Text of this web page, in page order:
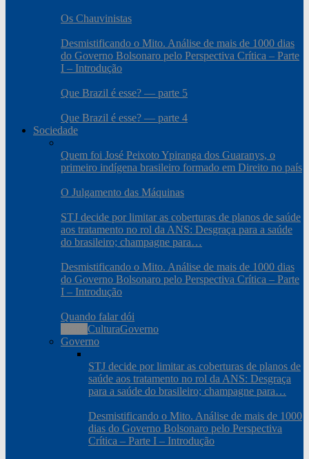
Os Chauvinistas
Desmistificando o Mito. Análise de mais de 1000 dias
do Governo Bolsonaro pelo Perspectiva Crítica – Parte
I – Introdução
Que Brazil é esse? — parte 5
Que Brazil é esse? — parte 4
Sociedade
Quem foi José Peixoto Ypiranga dos Guaranys, o
primeiro indígena brasileiro formado em Direito no país
O Julgamento das Máquinas
STJ decide por limitar as coberturas de planos de saúde
aos tratamento no rol da ANS: Desgraça para a saúde
do brasileiro; champagne para…
Desmistificando o Mito. Análise de mais de 1000 dias
do Governo Bolsonaro pelo Perspectiva Crítica – Parte
I – Introdução
Quando falar dói
CulturaGoverno
Governo
STJ decide por limitar as coberturas de planos de
saúde aos tratamento no rol da ANS: Desgraça
para a saúde do brasileiro; champagne para…
Desmistificando o Mito. Análise de mais de 1000
dias do Governo Bolsonaro pelo Perspectiva
Crítica – Parte I – Introdução